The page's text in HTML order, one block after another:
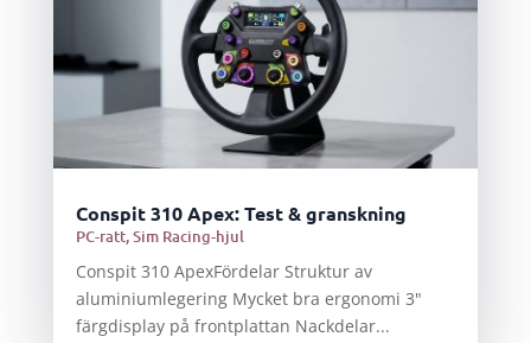
Conspit 310 Apex: Test & granskning
PC-ratt,Sim Racing-hjul
Conspit 310 ApexFördelar Struktur av
aluminiumlegering Mycket bra ergonomi 3"
färgdisplay på frontplattan Nackdelar...